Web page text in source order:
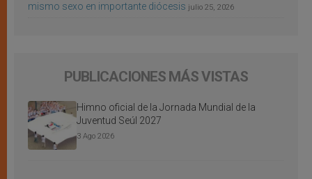
mismo sexo en importante diócesis julio 25, 2026
PUBLICACIONES MÁS VISTAS
Himno oficial de la Jornada Mundial de la
Juventud Seúl 2027
3 Ago 2026